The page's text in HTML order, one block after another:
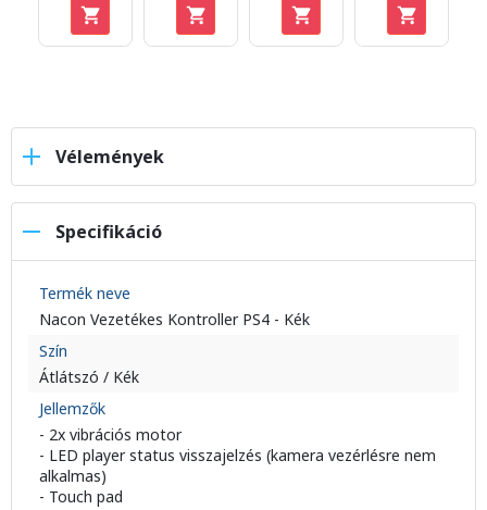
Vélemények
Specifikáció
Termék neve
Nacon Vezetékes Kontroller PS4 - Kék
Szín
Átlátszó / Kék
Jellemzők
- 2x vibrációs motor
- LED player status visszajelzés (kamera vezérlésre nem
alkalmas)
- Touch pad